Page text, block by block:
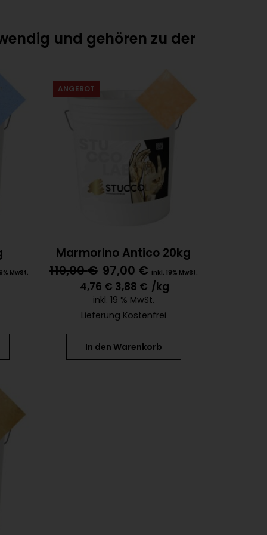
und gehören zu der
MwSt.
ANGEBOT
Marmorino Antico 20kg
119,00€ 97,00 € inkl. 19% MwSt.
4,76€ 3,88 € /kg
inkl. 19 % MwSt.
Lieferung Kostenfrei
In den Warenkorb